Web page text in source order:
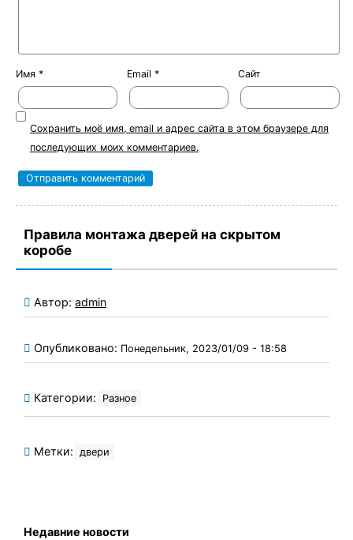
Имя * Email * Сайт
Сохранить моё имя, email и адрес сайта в этом браузере для
последующих моих комментариев.
Правила монтажа дверей на скрытом
коробе
Автор: admin
Опубликовано: Понедельник, 2023/01/09 - 18:58
Категории: Разное
Метки: двери
Недавние новости